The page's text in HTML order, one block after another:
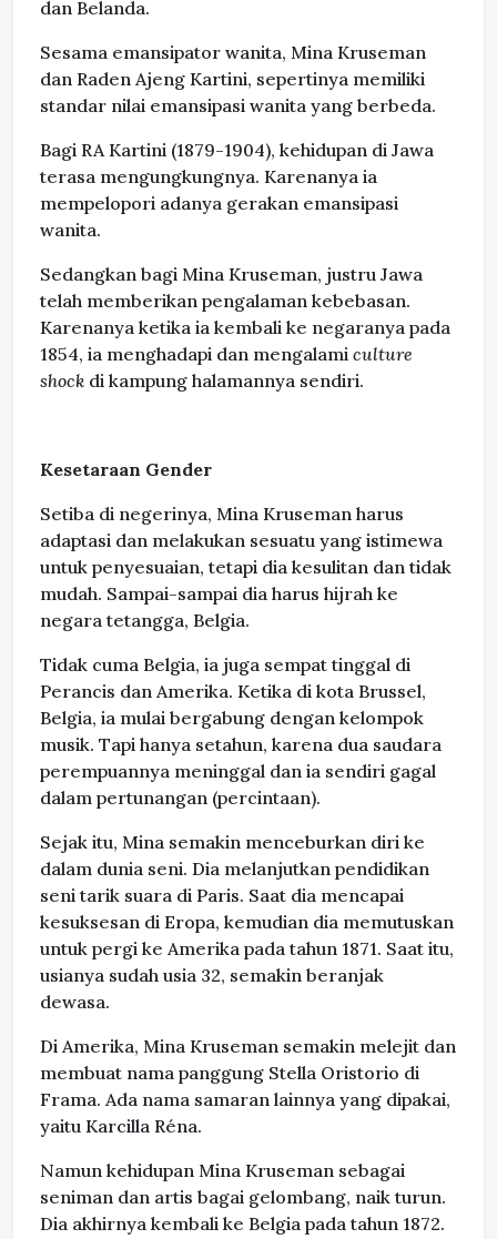
dan Belanda.
Sesama emansipator wanita, Mina Kruseman
dan Raden Ajeng Kartini, sepertinya memiliki
standar nilai emansipasi wanita yang berbeda.
Bagi RA Kartini (1879-1904), kehidupan di Jawa
terasa mengungkungnya. Karenanya ia
mempelopori adanya gerakan emansipasi
wanita.
Sedangkan bagi Mina Kruseman, justru Jawa
telah memberikan pengalaman kebebasan.
Karenanya ketika ia kembali ke negaranya pada
1854, ia menghadapi dan mengalami culture
shock di kampung halamannya sendiri.
Kesetaraan Gender
Setiba di negerinya, Mina Kruseman harus
adaptasi dan melakukan sesuatu yang istimewa
untuk penyesuaian, tetapi dia kesulitan dan tidak
mudah. Sampai-sampai dia harus hijrah ke
negara tetangga, Belgia.
Tidak cuma Belgia, ia juga sempat tinggal di
Perancis dan Amerika. Ketika di kota Brussel,
Belgia, ia mulai bergabung dengan kelompok
musik. Tapi hanya setahun, karena dua saudara
perempuannya meninggal dan ia sendiri gagal
dalam pertunangan (percintaan).
Sejak itu, Mina semakin menceburkan diri ke
dalam dunia seni. Dia melanjutkan pendidikan
seni tarik suara di Paris. Saat dia mencapai
kesuksesan di Eropa, kemudian dia memutuskan
untuk pergi ke Amerika pada tahun 1871. Saat itu,
usianya sudah usia 32, semakin beranjak
dewasa.
Di Amerika, Mina Kruseman semakin melejit dan
membuat nama panggung Stella Oristorio di
Frama. Ada nama samaran lainnya yang dipakai,
yaitu Karcilla Réna.
Namun kehidupan Mina Kruseman sebagai
seniman dan artis bagai gelombang, naik turun.
Dia akhirnya kembali ke Belgia pada tahun 1872.